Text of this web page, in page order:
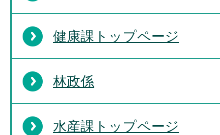
健康課トップページ
林政係
水産課トップページ